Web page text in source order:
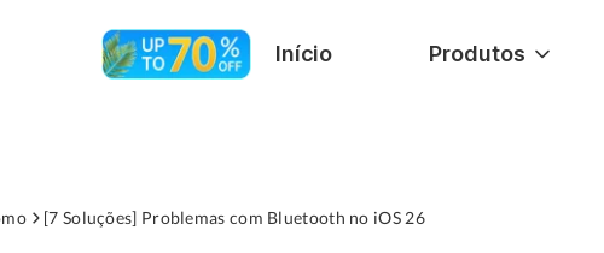
Início Produtos
[7 Soluções] Problemas com Bluetooth no iOS 26